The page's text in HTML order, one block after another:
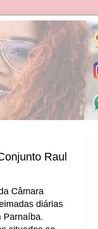
Raul
Câmara
diárias
Parnaíba.